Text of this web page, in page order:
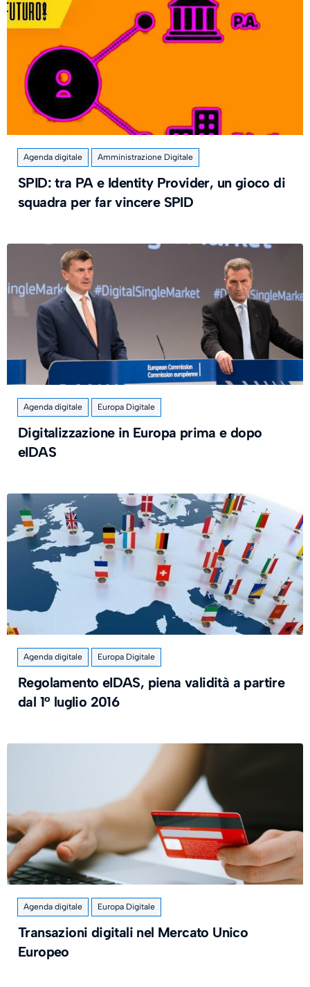
Agenda digitale Amministrazione Digitale
SPID: tra PA e Identity Provider, un gioco di
squadra per far vincere SPID
Agenda digitale Europa Digitale
Digitalizzazione in Europa prima e dopo
eIDAS
Agenda digitale Europa Digitale
Regolamento eIDAS, piena validità a partire
dal 1° luglio 2016
Agenda digitale Europa Digitale
Transazioni digitali nel Mercato Unico
Europeo